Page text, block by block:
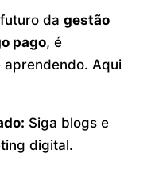
da gestão
pago, é
Aqui
Siga blogs e
digital.